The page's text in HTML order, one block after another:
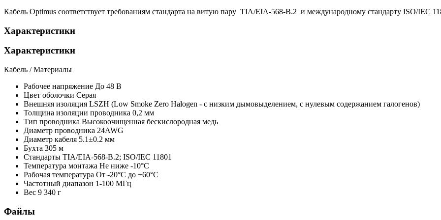
Кабель Optimus соответствует требованиям стандарта на витую пару TIA/EIA-568-B.2 и международному стандарту ISO/IEC
Характеристики
Характеристики
Кабель / Материалы
Рабочее напряжение До 48 В
Цвет оболочки Серая
Внешняя изоляция LSZH (Low Smoke Zero Halogen - с низким дымовыделением, с нулевым содержанием галогенов)
Толщина изоляции проводника 0,2 мм
Тип проводника Высокоочищенная бескислородная медь
Диаметр проводника 24AWG
Диаметр кабеля 5.1±0.2 мм
Бухта 305 м
Стандарты TIA/EIA-568-B.2; ISO/IEC 11801
Температура монтажа Не ниже -10°С
Рабочая температура От -20°С до +60°С
Частотный диапазон 1-100 МГц
Вес 9 340 г
Файлы